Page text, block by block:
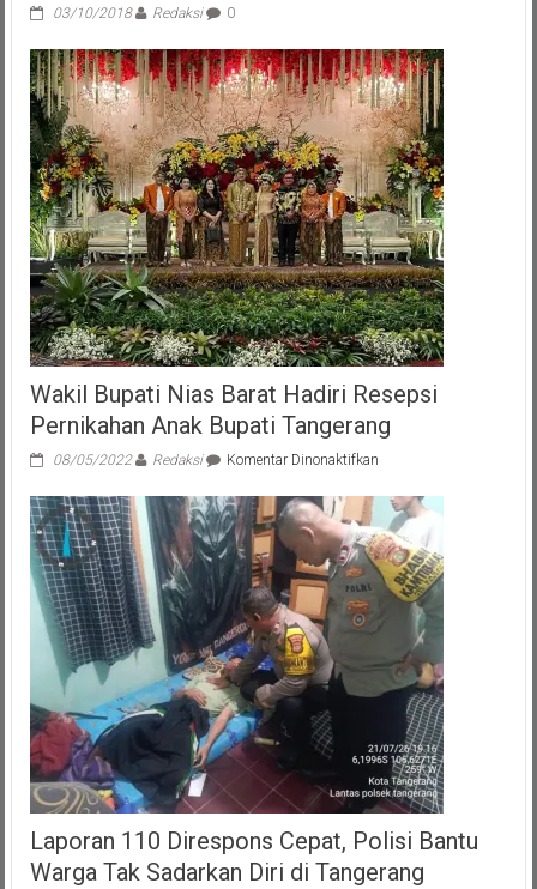
03/10/2018 Redaksi 0
Wakil Bupati Nias Barat Hadiri Resepsi
Pernikahan Anak Bupati Tangerang
08/05/2022 Redaksi Komentar Dinonaktifkanpada
Bupati
Nias
Barat
Hadiri
Resepsi
Pernikahan
Anak
Bupati
Tangerang
Laporan 110 Direspons Cepat, Polisi Bantu
Warga Tak Sadarkan Diri di Tangerang